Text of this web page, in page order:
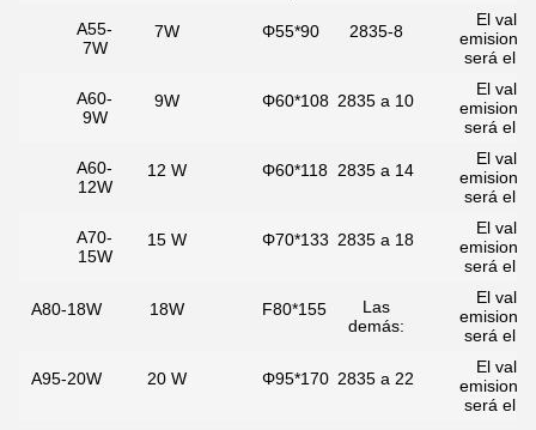
A55-
7W
7W Φ55*90 2835-8
El
será el
A60-
9W
9W Φ60*108 2835 a 10
El
será el
A60-
12W
12 W Φ60*118 2835 a 14
El
será el
A70-
15W
15 W Φ70*133 2835 a 18
El
será el
A80-18W 18W F80*155
Las
demás:
El
será el
A95-20W 20 W Φ95*170 2835 a 22
El
será el